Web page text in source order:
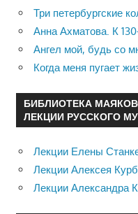
Три петербургские
Анна Ахматова. К
Ангел мой, будь со
Когда меня пугает
БИБЛИОТЕКА
ЛЕКЦИИ РУССКОГО
Лекции Елены
Лекции Алексея
Лекции Александра